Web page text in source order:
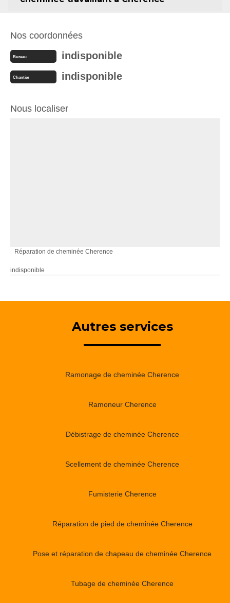
Nos coordonnées
Bureau indisponible
Chantier indisponible
Nous localiser
Réparation de cheminée Cherence
indisponible
Autres services
Ramonage de cheminée Cherence
Ramoneur Cherence
Débistrage de cheminée Cherence
Scellement de cheminée Cherence
Fumisterie Cherence
Réparation de pied de cheminée Cherence
Pose et réparation de chapeau de cheminée Cherence
Tubage de cheminée Cherence